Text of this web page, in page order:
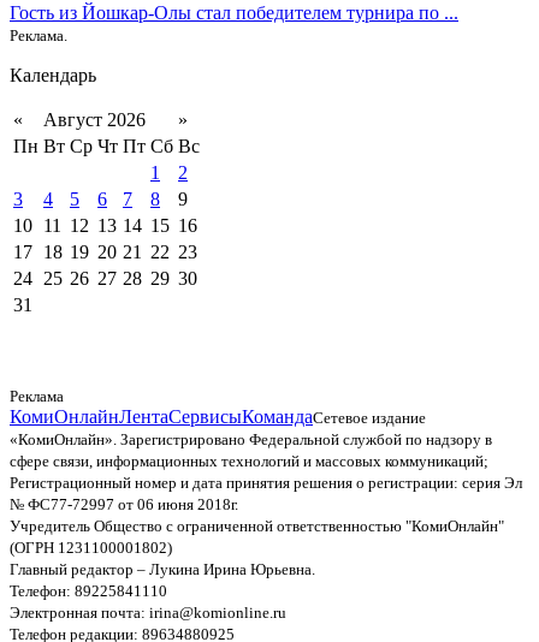
Гость из Йошкар-Олы стал победителем турнира по ...
Реклама.
Календарь
« Август 2026
»
Пн Вт Ср Чт Пт Сб Вс
1
2
3
4 5 6 7 8
9
10 11 12 13 14 15 16
17 18 19 20 21 22 23
24 25 26 27 28 29 30
31
Реклама
КомиОнлайнЛентаСервисыКомандаСетевое издание
«КомиОнлайн». Зарегистрировано Федеральной службой по надзору в
сфере связи, информационных технологий и массовых коммуникаций;
Регистрационный номер и дата принятия решения о регистрации: серия Эл
№ ФС77-72997 от 06 июня 2018г.
Учредитель Общество с ограниченной ответственностью "КомиОнлайн"
(ОГРН 1231100001802)
Главный редактор – Лукина Ирина Юрьевна.
Телефон: 89225841110
Электронная почта: irina@komionline.ru
Телефон редакции: 89634880925